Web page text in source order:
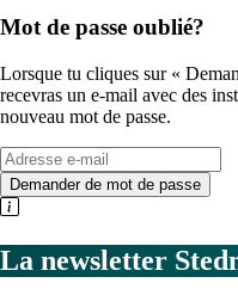
Mot de passe oublié?
Lorsque tu cliques sur «
recevras un e-mail avec des
nouveau mot de passe.
Demander de mot de passe
La newsletter